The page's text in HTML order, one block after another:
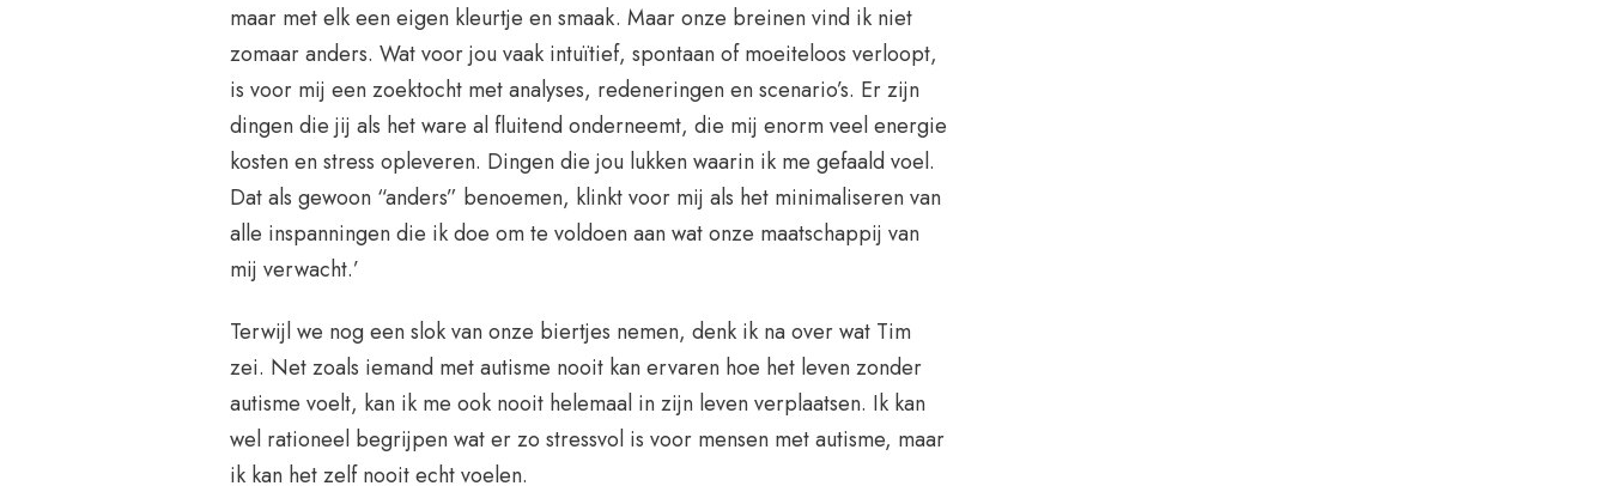
maar met elk een eigen kleurtje en smaak. Maar onze breinen vind ik niet
zomaar anders. Wat voor jou vaak intuïtief, spontaan of moeiteloos verloopt,
is voor mij een zoektocht met analyses, redeneringen en scenario’s. Er zijn
dingen die jij als het ware al fluitend onderneemt, die mij enorm veel energie
kosten en stress opleveren. Dingen die jou lukken waarin ik me gefaald voel.
Dat als gewoon “anders” benoemen, klinkt voor mij als het minimaliseren van
alle inspanningen die ik doe om te voldoen aan wat onze maatschappij van
mij verwacht.’
Terwijl we nog een slok van onze biertjes nemen, denk ik na over wat Tim
zei. Net zoals iemand met autisme nooit kan ervaren hoe het leven zonder
autisme voelt, kan ik me ook nooit helemaal in zijn leven verplaatsen. Ik kan
wel rationeel begrijpen wat er zo stressvol is voor mensen met autisme, maar
ik kan het zelf nooit echt voelen.